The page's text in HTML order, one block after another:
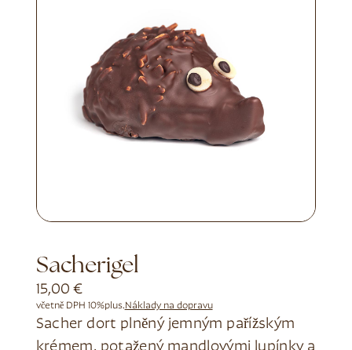
Sacherigel
15,00 €
včetně DPH 10%plus.Náklady na dopravu
Sacher dort plněný jemným pařížským